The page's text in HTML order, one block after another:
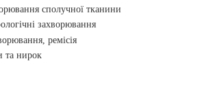
сполучної тканини
захворювання
ремісія
та нирок